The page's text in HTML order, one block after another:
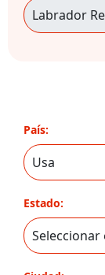
País:
Estado: